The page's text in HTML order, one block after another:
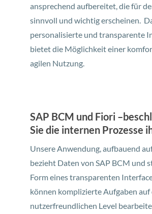
ansprechend aufbereitet, die für
sinnvoll und wichtig erscheinen.
personalisierte und transparente
bietet die Möglichkeit einer
agilen Nutzung.
SAP BCM und Fiori
Sie die internen Prozesse
Unsere Anwendung, aufbauend
bezieht Daten von SAP BCM und
Form eines transparenten
können komplizierte Aufgaben auf
nutzerfreundlichen Level